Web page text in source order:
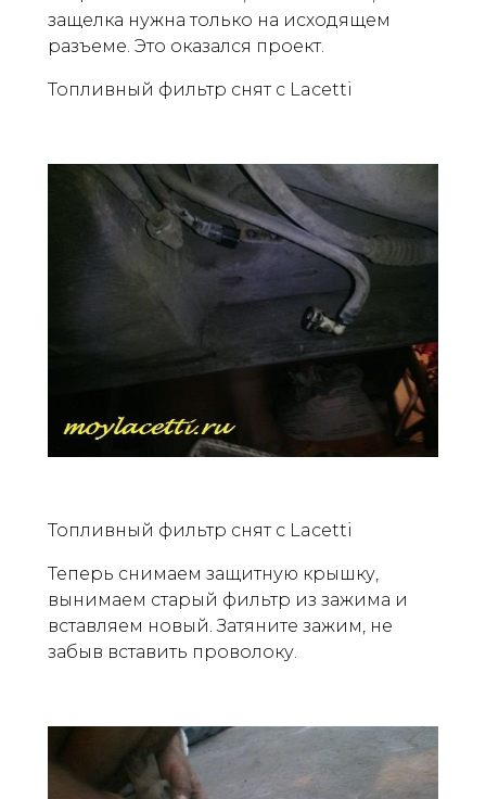
защелка нужна только на исходящем
разъеме. Это оказался проект.
Топливный фильтр снят с Lacetti
Топливный фильтр снят с Lacetti
Теперь снимаем защитную крышку,
вынимаем старый фильтр из зажима и
вставляем новый. Затяните зажим, не
забыв вставить проволоку.